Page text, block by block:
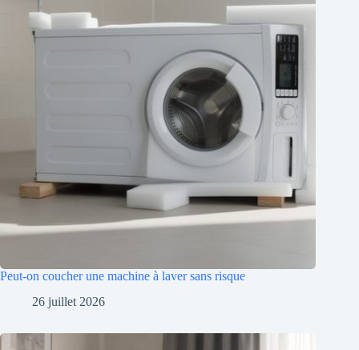
Peut-on coucher une machine à laver sans risque
26 juillet 2026